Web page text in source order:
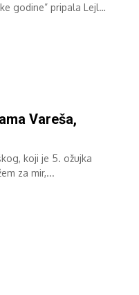
godine” pripala Lejli
Vareša,
koji je 5. ožujka
za mir,...